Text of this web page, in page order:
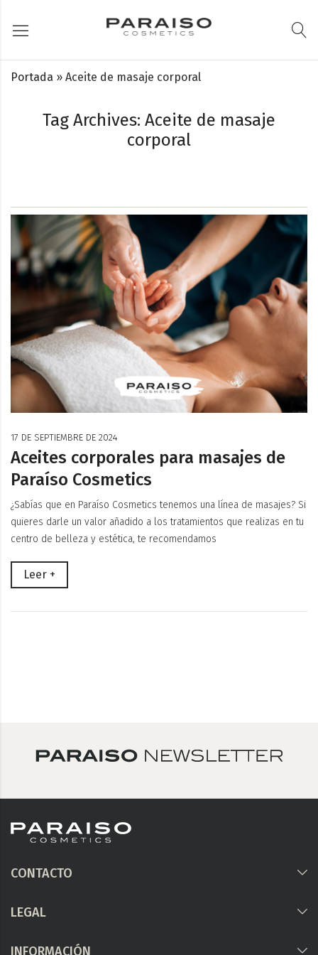
Tag Archives: Aceite de masaje
corporal
Portada » Aceite de masaje corporal
17 DE SEPTIEMBRE DE 2024
Aceites corporales para masajes de
Paraíso Cosmetics
¿Sabías que en Paraíso Cosmetics tenemos una línea de masajes? Si
quieres darle un valor añadido a los tratamientos que realizas en tu
centro de belleza y estética, te recomendamos
Leer +
CONTACTO
LEGAL
INFORMACIÓN